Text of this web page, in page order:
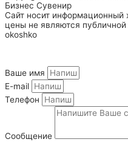
Бизнес Сувенир
Сайт носит информационный
цены не являются публичной
okoshko
Ваше имя
E-mail
Телефон
Сообщение